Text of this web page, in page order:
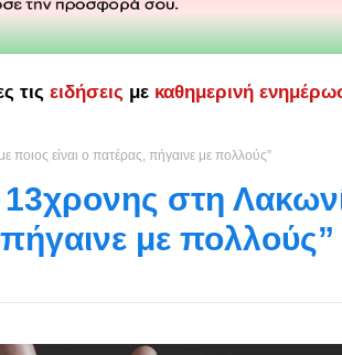
τις ειδήσεις με καθημερινή
είναι ο πατέρας, πήγαινε με πολλούς”
στη
με πολλούς”